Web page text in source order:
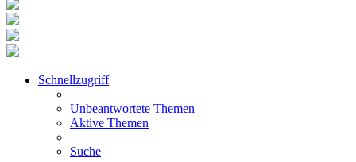
Schnellzugriff
Unbeantwortete Themen
Aktive Themen
Suche